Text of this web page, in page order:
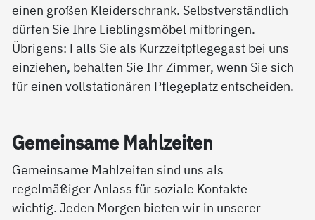
einen großen Kleiderschrank. Selbstverständlich
dürfen Sie Ihre Lieblingsmöbel mitbringen.
Übrigens: Falls Sie als Kurzzeitpflegegast bei uns
einziehen, behalten Sie Ihr Zimmer, wenn Sie sich
für einen vollstationären Pflegeplatz entscheiden.
Ge­mein­sa­me Mahl­zei­ten
Gemeinsame Mahlzeiten sind uns als
regelmäßiger Anlass für soziale Kontakte
wichtig. Jeden Morgen bieten wir in unserer